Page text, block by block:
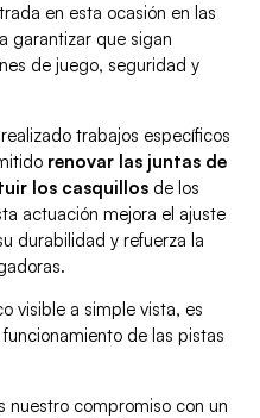
en esta ocasión en las
garantizar que sigan
de juego, seguridad y
trabajos específicos
renovar las juntas de
los casquillos de los
actuación mejora el ajuste
durabilidad y refuerza la
visible a simple vista, es
de las pistas
nuestro compromiso con un